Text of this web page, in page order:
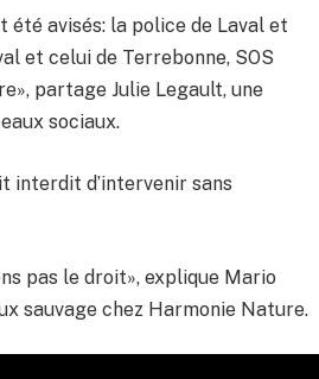
été avisés: la police de Laval et
et celui de Terrebonne, SOS
partage Julie Legault, une
sociaux.
interdit d’intervenir sans
pas le droit», explique Mario
sauvage chez Harmonie Nature.